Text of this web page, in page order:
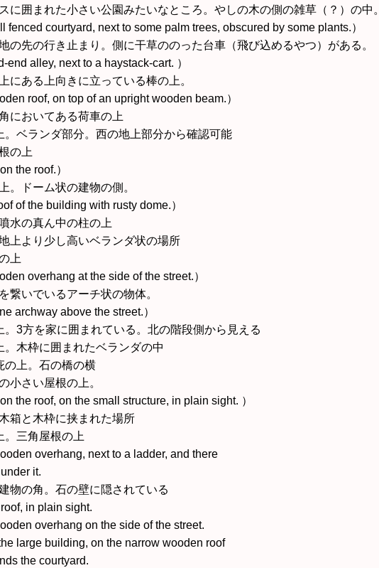
に囲まれた小さい公園みたいなところ。やしの木の側の雑草（？）の中。
fenced courtyard, next to some palm trees, obscured by some plants.）
の先の行き止まり。側に干草ののった台車（飛び込めるやつ）がある。
end alley, next to a haystack-cart. ）
にある上向きに立っている棒の上。
roof, on top of an upright wooden beam.）
においてある荷車の上
。ベランダ部分。西の地上部分から確認可能
の上
the roof.）
。ドーム状の建物の側。
of the building with rusty dome.）
水の真ん中の柱の上
上より少し高いベランダ状の場所
上
overhang at the side of the street.）
繋いでいるアーチ状の物体。
archway above the street.）
。3方を家に囲まれている。北の階段側から見える
。木枠に囲まれたベランダの中
の上。石の橋の横
小さい屋根の上。
on the roof, on the small structure, in plain sight. ）
箱と木枠に挟まれた場所
。三角屋根の上
overhang, next to a ladder, and there
it.
物の角。石の壁に隠されている
in plain sight.
overhang on the side of the street.
large building, on the narrow wooden roof
the courtyard.